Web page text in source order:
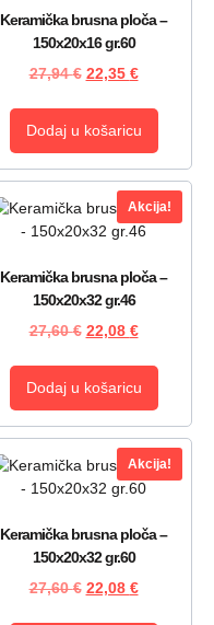
Keramička brusna ploča –
150x20x16 gr.60
27,94€ 22,35 €
Dodaj u košaricu
Akcija!
Keramička brusna ploča –
150x20x32 gr.46
27,60€ 22,08 €
Dodaj u košaricu
Akcija!
Keramička brusna ploča –
150x20x32 gr.60
27,60€ 22,08 €